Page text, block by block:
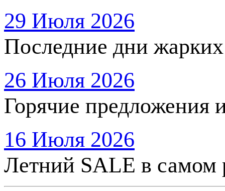
29 Июля 2026
Последние дни
26 Июля 2026
Горячие предложения
16 Июля 2026
Летний SALE в самом